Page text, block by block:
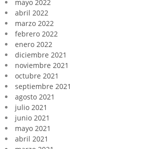
mayo 2022
abril 2022
marzo 2022
febrero 2022
enero 2022
diciembre 2021
noviembre 2021
octubre 2021
septiembre 2021
agosto 2021
julio 2021
junio 2021
mayo 2021
abril 2021